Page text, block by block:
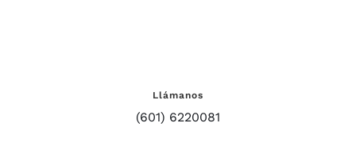
Llámanos
(601) 6220081